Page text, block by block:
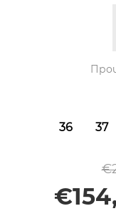
36 37